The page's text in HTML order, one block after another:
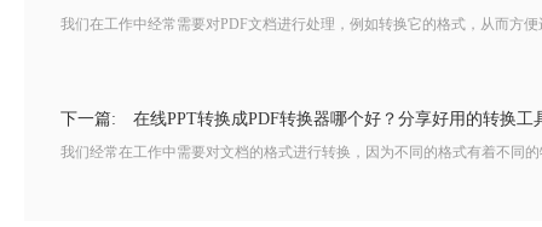
我们在工作中经常需要对PDF文档进行处理，例如转换它的格式，从而方
下一篇: 在线PPT转换成PDF转换器哪个好？分享好用的转换工
我们经常在工作中需要对文档的格式进行转换，因为不同的格式有着不同